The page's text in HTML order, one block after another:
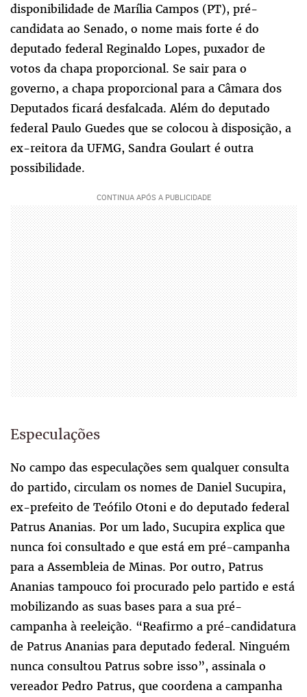
disponibilidade de Marília Campos (PT), pré-
candidata ao Senado, o nome mais forte é do
deputado federal Reginaldo Lopes, puxador de
votos da chapa proporcional. Se sair para o
governo, a chapa proporcional para a Câmara dos
Deputados ficará desfalcada. Além do deputado
federal Paulo Guedes que se colocou à disposição, a
ex-reitora da UFMG, Sandra Goulart é outra
possibilidade.
Especulações
No campo das especulações sem qualquer consulta
do partido, circulam os nomes de Daniel Sucupira,
ex-prefeito de Teófilo Otoni e do deputado federal
Patrus Ananias. Por um lado, Sucupira explica que
nunca foi consultado e que está em pré-campanha
para a Assembleia de Minas. Por outro, Patrus
Ananias tampouco foi procurado pelo partido e está
mobilizando as suas bases para a sua pré-
campanha à reeleição. “Reafirmo a pré-candidatura
de Patrus Ananias para deputado federal. Ninguém
nunca consultou Patrus sobre isso”, assinala o
vereador Pedro Patrus, que coordena a campanha